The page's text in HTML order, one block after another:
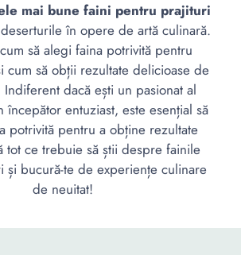
mai bune faini pentru prajituri
în opere de artă culinară.
să alegi faina potrivită pentru
cum să obții rezultate delicioase de
dacă ești un pasionat al
începător entuziast, este esențial să
potrivită pentru a obține rezultate
tot ce trebuie să știi despre fainile
și bucură-te de experiențe culinare
de neuitat!